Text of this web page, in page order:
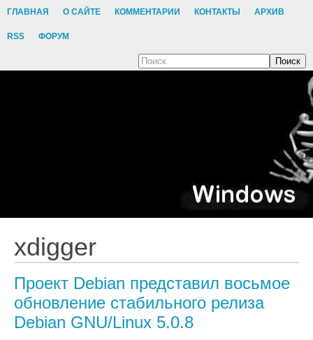
ГЛАВНАЯ О САЙТЕ КОММЕНТАРИИ КОНТАКТЫ АРХИВ
RSS ФОРУМ
Поиск
xdigger
Проект Debian представил восьмое
обновление стабильного релиза
Debian GNU/Linux 5.0.8